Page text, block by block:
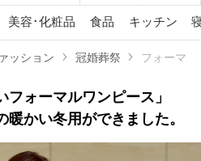
美容･化粧品 食品 キッチン
ッション 冠婚葬祭 フォーマ
ォーマルワンピース」
かい冬用ができました。